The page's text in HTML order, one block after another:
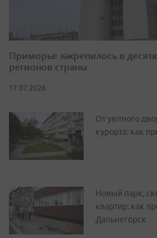
Приморье закрепилось в
регионов страны
17.07.2026
От уютного
курорта: как
Новый парк,
квартир: как
Дальнегорск